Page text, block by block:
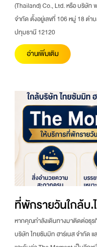
(Thailand) Co., Ltd. หรือ บริษัท
จำกัด ตั้งอยู่เลขที่ 106 หมู่ 18 ตำ
ปทุมธานี 12120
อ่านเพิ่มเติม
ที่พักรายวันใกล้บ.
หากคุณกำลังเดินทางมาติดต่อธุ
บริษัท ไทยซัมมิท ฮาร์เนส จำกัด